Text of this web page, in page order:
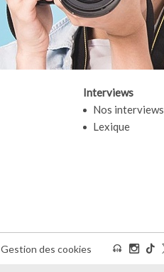
Interviews
Nos interviews
Lexique
Gestion des cookies